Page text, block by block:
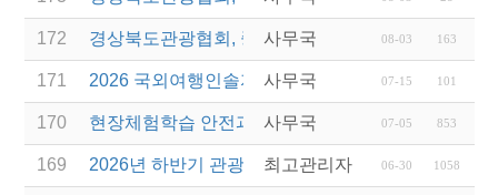
172 경상북도관광협회, 중국 단동 해외여행상품 개발 팸
사무국 08-03 163
171 2026 국외여행인솔자 소양과정 연간 일정 안내
사무국 07-15 101
170 현장체험학습 안전과정(신규/재강습) 안내
사무국 07-05 853
169 2026년 하반기 관광진흥개발기금 융자 시행 안내
최고관리자 06-30 1058